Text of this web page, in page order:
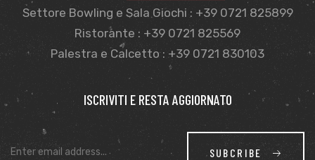
Settore Bowling e Sala Giochi : +39 0721 825899
Ristorante : +39 0721 825569
Palestra e Calcetto : +39 0721 830103
ISCRIVITI E RESTA AGGIORNATO
SUBCRIBE